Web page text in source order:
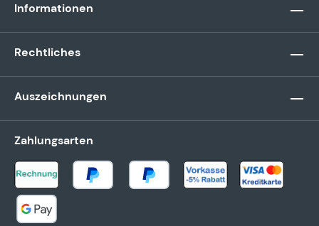
Informationen
Rechtliches
Auszeichnungen
Zahlungsarten